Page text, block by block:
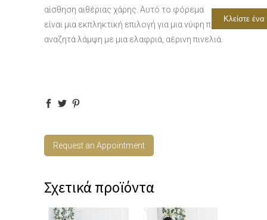
αίσθηση αιθέριας χάρης. Αυτό το φόρεμα
είναι μια εκπληκτική επιλογή για μια νύφη που
αναζητά λάμψη με μια ελαφριά, αέρινη πινελιά.
Request an Appointment
Σχετικά προϊόντα
Κλείστε